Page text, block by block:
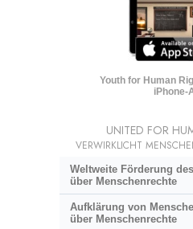
Youth for Human
iPhone-
UNITED FOR
VERWIRKLICHT
Weltweite Förderung
über Menschenrechte
Aufklärung von
über Menschenrechte